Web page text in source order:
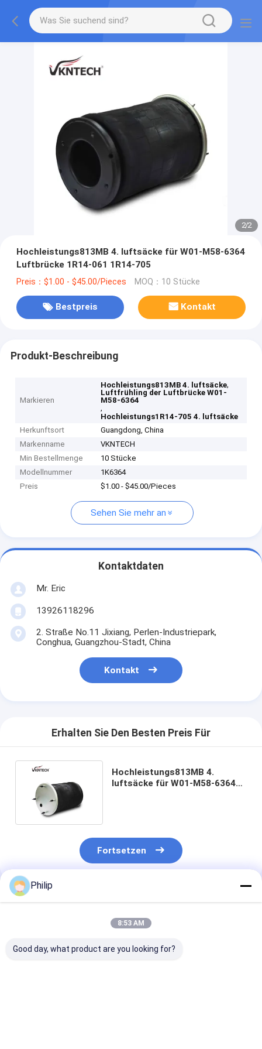
2/2
Hochleistungs813MB 4. luftsäcke für W01-M58-6364
Luftbrücke 1R14-061 1R14-705
Preis：$1.00 - $45.00/Pieces MOQ：10 Stücke
Bestpreis Kontakt
Produkt-Beschreibung
Markieren
Hochleistungs813MB 4. luftsäcke,
Luftfrühling der Luftbrücke W01-
M58-6364
,
Hochleistungs1R14-705 4. luftsäcke
Herkunftsort
Guangdong, China
Markenname
VKNTECH
Min Bestellmenge
10 Stücke
Modellnummer
1K6364
Preis
$1.00 - $45.00/Pieces
Sehen Sie mehr an
Kontaktdaten
Mr. Eric
13926118296
2. Straße No.11 Jixiang, Perlen-Industriepark,
Conghua, Guangzhou-Stadt, China
Kontakt
Erhalten Sie Den Besten Preis Für
Hochleistungs813MB 4.
luftsäcke für W01-M58-6364
Fortsetzen
Empfohlene Produkte
Philip
8:53 AM
Good day, what product are you looking for?